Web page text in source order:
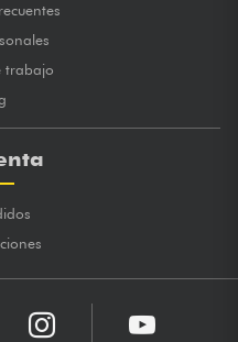
trabajo